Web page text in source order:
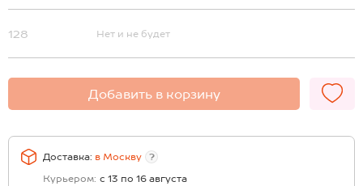
128 Нет и не будет
Добавить в корзину
Доставка: в Москву
?
Курьером: с 13 по 16 августа